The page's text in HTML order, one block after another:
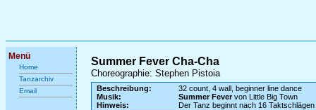
Menü
Home
Tanzarchiv
Email
Summer Fever Cha-Cha
Choreographie: Stephen Pistoia
Beschreibung:
32 count, 4 wall, beginner line dance
Musik:
Summer Fevervon Little Big Town
Hinweis:
Der Tanz beginnt nach 16